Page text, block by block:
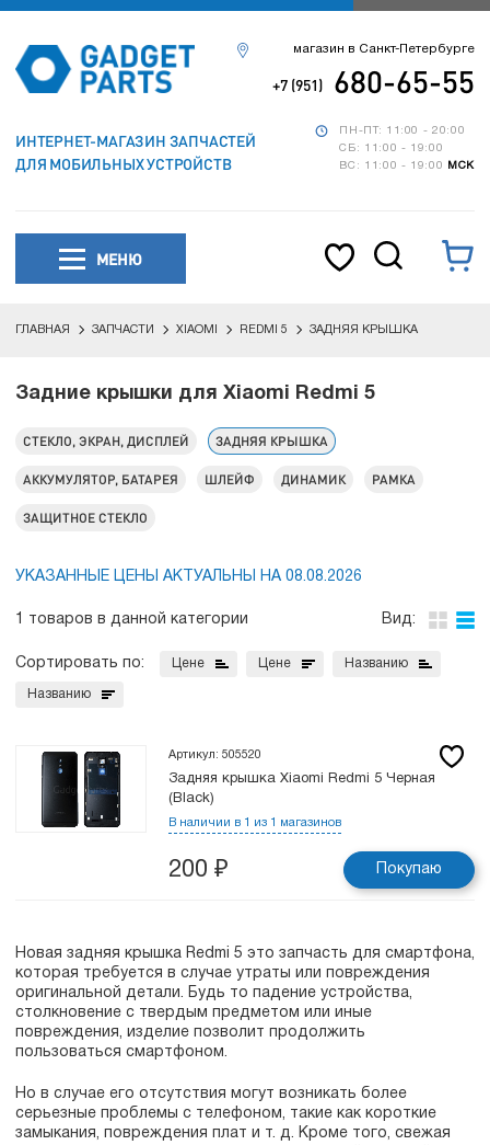
ИНТЕРНЕТ-МАГАЗИН ЗАПЧАСТЕЙ
ДЛЯ МОБИЛЬНЫХ УСТРОЙСТВ
ПН-ПТ: 11:00 - 20:00
СБ: 11:00 - 19:00
ВС: 11:00 - 19:00
МСК
магазин в Санкт-Петербурге
+7 (951) 680-65-55
МЕНЮ
ГЛАВНАЯ ЗАПЧАСТИ XIAOMI REDMI 5 ЗАДНЯЯ КРЫШКА
Задние крышки для Xiaomi Redmi 5
СТЕКЛО, ЭКРАН, ДИСПЛЕЙ ЗАДНЯЯ КРЫШКА
АККУМУЛЯТОР, БАТАРЕЯ ШЛЕЙФ ДИНАМИК РАМКА
ЗАЩИТНОЕ СТЕКЛО
УКАЗАННЫЕ ЦЕНЫ АКТУАЛЬНЫ НА 08.08.2026
1 товаров в данной категории Вид:
Сортировать по: Цене Цене Названию
Названию
Артикул: 505520
Задняя крышка Xiaomi Redmi 5 Черная
(Black)
В наличии в 1 из 1 магазинов
200 ₽ Покупаю
Новая задняя крышка Redmi 5 это запчасть для смартфона,
которая требуется в случае утраты или повреждения
оригинальной детали. Будь то падение устройства,
столкновение с твердым предметом или иные
повреждения, изделие позволит продолжить
пользоваться смартфоном.
Но в случае его отсутствия могут возникать более
серьезные проблемы с телефоном, такие как короткие
замыкания, повреждения плат и т. д. Кроме того, свежая